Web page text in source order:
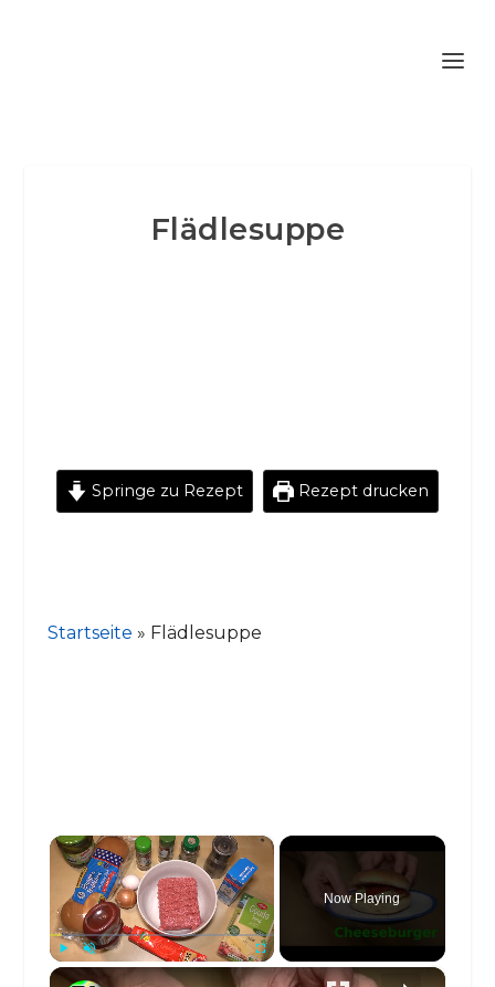
Flädlesuppe
Springe zu Rezept Rezept drucken
Startseite » Flädlesuppe
×
Fullscreen
Now Playing
×